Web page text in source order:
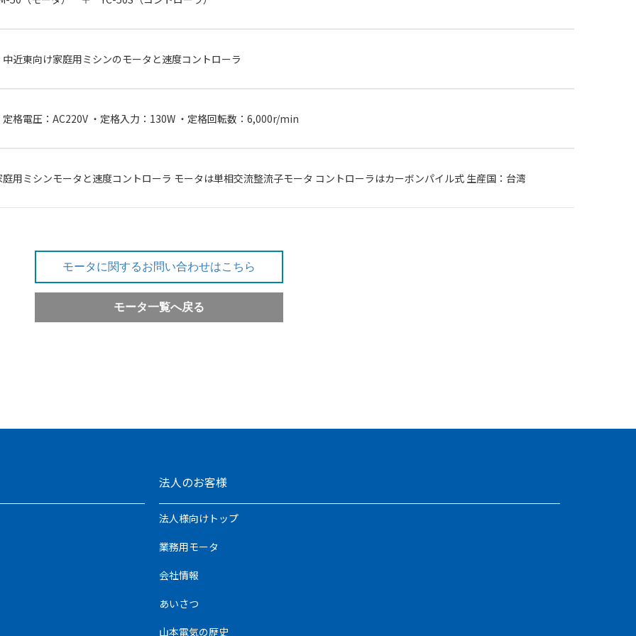
中近東向け家庭用ミシンのモータと速度コントローラ
定格電圧：AC220V ・定格入力：130W ・定格回転数：6,000r/min
庭用ミシンモータと速度コントローラ モータは単相交流整流子モータ コントローラはカーボンパイル式 生産国：台湾
モータに関するお問い合わせはこちら
モータ一覧へ戻る
法人のお客様
法人様向けトップ
業務用モータ
会社情報
あいさつ
山本電気の歴史